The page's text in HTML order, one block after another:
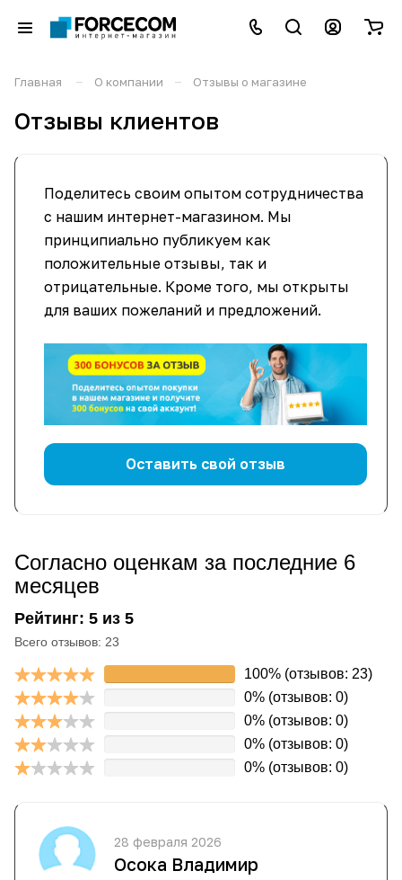
Главная – О компании – Отзывы о магазине
Отзывы клиентов
Поделитесь своим опытом сотрудничества
с нашим интернет-магазином. Мы
принципиально публикуем как
положительные отзывы, так и
отрицательные. Кроме того, мы открыты
для ваших пожеланий и предложений.
Оставить свой отзыв
Согласно оценкам за последние 6
месяцев
Рейтинг: 5 из 5
Всего отзывов: 23
100% (отзывов: 23)
0% (отзывов: 0)
0% (отзывов: 0)
0% (отзывов: 0)
0% (отзывов: 0)
28 февраля 2026
Осока Владимир